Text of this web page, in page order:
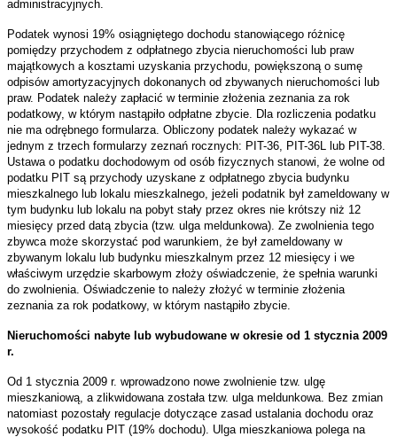
administracyjnych.
Podatek wynosi 19% osiągniętego dochodu stanowiącego różnicę
pomiędzy przychodem z odpłatnego zbycia nieruchomości lub praw
majątkowych a kosztami uzyskania przychodu, powiększoną o sumę
odpisów amortyzacyjnych dokonanych od zbywanych nieruchomości lub
praw. Podatek należy zapłacić w terminie złożenia zeznania za rok
podatkowy, w którym nastąpiło odpłatne zbycie. Dla rozliczenia podatku
nie ma odrębnego formularza. Obliczony podatek należy wykazać w
jednym z trzech formularzy zeznań rocznych: PIT-36, PIT-36L lub PIT-38.
Ustawa o podatku dochodowym od osób fizycznych stanowi, że wolne od
podatku PIT są przychody uzyskane z odpłatnego zbycia budynku
mieszkalnego lub lokalu mieszkalnego, jeżeli podatnik był zameldowany w
tym budynku lub lokalu na pobyt stały przez okres nie krótszy niż 12
miesięcy przed datą zbycia (tzw. ulga meldunkowa). Ze zwolnienia tego
zbywca może skorzystać pod warunkiem, że był zameldowany w
zbywanym lokalu lub budynku mieszkalnym przez 12 miesięcy i we
właściwym urzędzie skarbowym złoży oświadczenie, że spełnia warunki
do zwolnienia. Oświadczenie to należy złożyć w terminie złożenia
zeznania za rok podatkowy, w którym nastąpiło zbycie.
Nieruchomości nabyte lub wybudowane w okresie od 1 stycznia 2009
r.
Od 1 stycznia 2009 r. wprowadzono nowe zwolnienie tzw. ulgę
mieszkaniową, a zlikwidowana została tzw. ulga meldunkowa. Bez zmian
natomiast pozostały regulacje dotyczące zasad ustalania dochodu oraz
wysokość podatku PIT (19% dochodu). Ulga mieszkaniowa polega na